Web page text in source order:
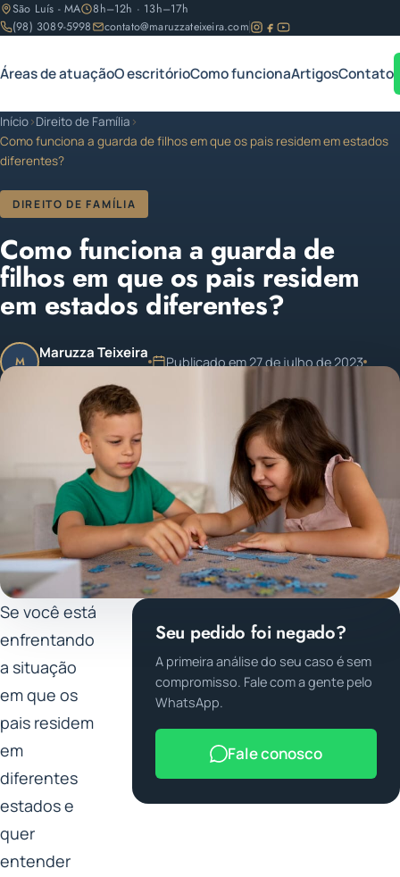
São Luís - MA
8h–12h · 13h–17h
(98) 3089-5998
contato@maruzzateixeira.com
Áreas de atuaçãoO escritórioComo funcionaArtigosContato
Início›Direito de Família ›
Como funciona a guarda de filhos em que os pais residem em estados
diferentes?
DIREITO DE FAMÍLIA
Como funciona a guarda de
filhos em que os pais residem
em estados diferentes?
M Maruzza Teixeira
Publicado em 27 de julho de 2023
1 min de leitura
Se você está
enfrentando
a situação
em que os
pais residem
em
diferentes
estados e
quer
entender
Seu pedido foi negado?
A primeira análise do seu caso é sem
compromisso. Fale com a gente pelo
WhatsApp.
Fale conosco